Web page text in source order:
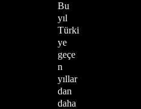
Bu
yıl
Türki
ye
geçe
n
yıllar
dan
daha